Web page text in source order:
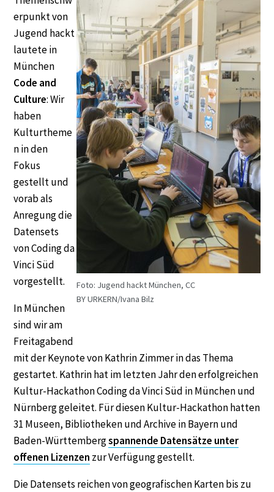
Foto: Jugend hackt München, CC
BY URKERN/Ivana Bilz
erpunkt von
Jugend hackt
lautete in
München
Code and
Culture: Wir
haben
Kulturtheme
n in den
Fokus
gestellt und
vorab als
Anregung die
Datensets
von Coding da
Vinci Süd
vorgestellt.
In München
sind wir am
Freitagabend
mit der Keynote von Kathrin Zimmer in das Thema
gestartet. Kathrin hat im letzten Jahr den erfolgreichen
Kultur-Hackathon Coding da Vinci Süd in München und
Nürnberg geleitet. Für diesen Kultur-Hackathon hatten
31 Museen, Bibliotheken und Archive in Bayern und
Baden-Württembergspannende Datensätze unter
offenen Lizenzen zur Verfügung gestellt.
Die Datensets reichen von geografischen Karten bis zu